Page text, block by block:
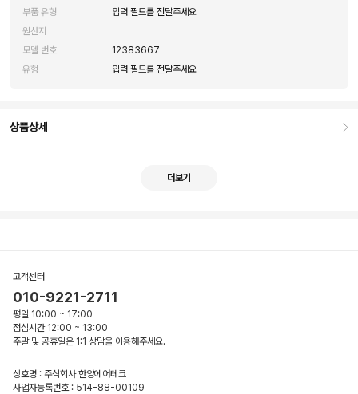
부품 유형
입력 필드를 전달주세요
원산지
모델 번호
12383667
유형
입력 필드를 전달주세요
상품상세
더보기
고객센터
010-9221-2711
평일 10:00 ~ 17:00
점심시간 12:00 ~ 13:00
주말 및 공휴일은 1:1 상담을 이용해주세요.
상호명 : 주식회사 한양에어테크
사업자등록번호 : 514-88-00109